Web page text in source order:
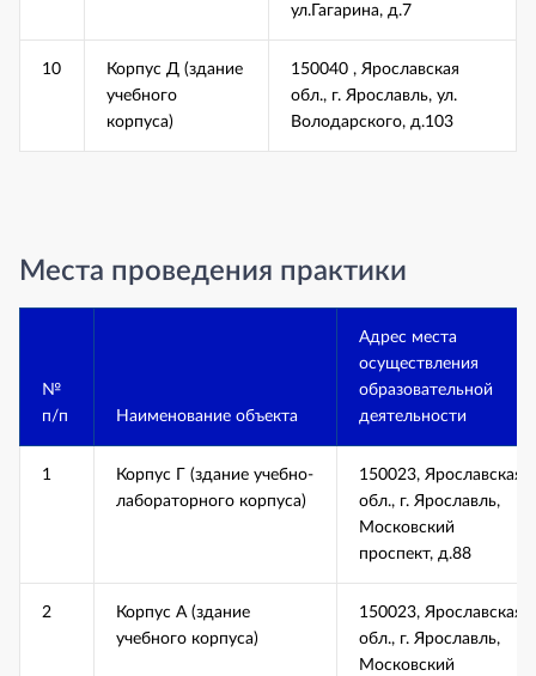
ул.Гагарина, д.7
10
Корпус Д (здание
учебного
корпуса)
150040 , Ярославская
обл., г. Ярославль, ул.
Володарского, д.103
Места проведения практики
№
п/п
Наименование объекта
Адрес места
осуществления
образовательной
деятельности
1
Корпус Г (здание учебно-
лабораторного корпуса)
150023, Ярославская
обл., г. Ярославль,
Московский
проспект, д.88
2
Корпус А (здание
учебного корпуса)
150023, Ярославская
обл., г. Ярославль,
Московский